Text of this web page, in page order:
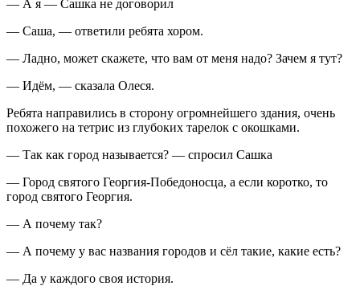
— А я — Сашка не договорил
— Саша, — ответили ребята хором.
— Ладно, может скажете, что вам от меня надо? Зачем я тут?
— Идём, — сказала Олеся.
Ребята направились в сторону огромнейшего здания, очень
похожего на тетрис из глубоких тарелок с окошками.
— Так как город называется? — спросил Сашка
— Город святого Георгия-Победоносца, а если коротко, то
город святого Георгия.
— А почему так?
— А почему у вас названия городов и сёл такие, какие есть?
— Да у каждого своя история.